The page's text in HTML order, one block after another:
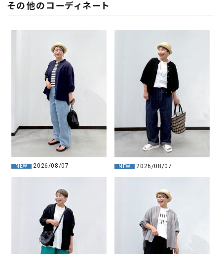
その他のコーディネート
NEW 2026/08/07 NEW 2026/08/07